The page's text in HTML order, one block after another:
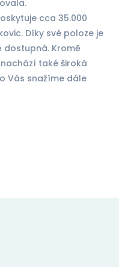
cca 35.000
Díky své poloze je
dostupná. Kromě
také široká
Vás snažíme dále